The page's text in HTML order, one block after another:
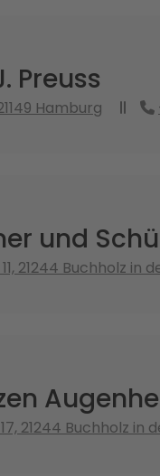
Preuss
Hamburg
und
21244 Buchholz in
21244 Buchholz in